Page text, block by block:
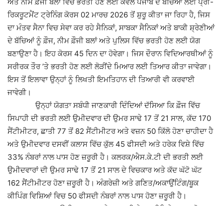
ਰਿਕਰੂਟਮੈਂਟ ਟ੍ਰੇਨਿੰਗ ਕੋਰਸ 02 ਮਾਰਚ 2026 ਤੋਂ ਸ਼ੁਰੂ ਕੀਤਾ ਜਾ ਰਿਹਾ ਹੈ, ਜਿਸ
ਦਾ ਮੰਤਵ ਸੈਨਾ ਵਿਚ ਸੇਵਾ ਕਰ ਰਹੇ ਸੈਨਿਕਾਂ, ਸਾਬਕਾ ਸੈਨਿਕਾਂ ਅਤੇ ਬਾਕੀ ਸ਼੍ਰੇਣੀਆਂ
ਦੇ ਬੱਚਿਆਂ ਨੂੰ ਫ਼ੌਜ, ਨੀਮ ਫ਼ੌਜੀ ਬਲਾਂ ਅਤੇ ਪੁਲਿਸ ਵਿੱਚ ਭਰਤੀ ਹੋਣ ਲਈ ਯੋਗ
ਬਣਾਉਣਾ ਹੈ। ਇਹ ਕੋਰਸ 45 ਦਿਨ ਦਾ ਹੋਵੇਗਾ। ਜਿਸ ਦੌਰਾਨ ਵਿਦਿਆਰਥੀਆਂ ਨੂੰ
ਸਰੀਰਕ ਤੌਰ ’ਤੇ ਭਰਤੀ ਹੋਣ ਲਈ ਲੋੜੀਂਦੇ ਮਿਆਰ ਲਈ ਤਿਆਰ ਕੀਤਾ ਜਾਵੇਗਾ।
ਇਸ ਤੋਂ ਇਲਾਵਾ ਉਨ੍ਹਾਂ ਨੂੰ ਲਿਖਤੀ ਇਮਤਿਹਾਨ ਦੀ ਤਿਆਰੀ ਵੀ ਕਰਵਾਈ
ਜਾਵੇਗੀ।
ਉਨ੍ਹਾਂ ਯੋਗਤਾ ਸਬੰਧੀ ਜਾਣਕਾਰੀ ਦਿੰਦਿਆਂ ਦੱਸਿਆ ਕਿ ਫ਼ੌਜ ਵਿੱਚ
ਸਿਪਾਹੀ ਦੀ ਭਰਤੀ ਲਈ ਉਮੀਦਵਾਰ ਦੀ ਉਮਰ ਸਾਢੇ 17 ਤੋਂ 21 ਸਾਲ, ਕੱਦ 170
ਸੈਂਟੀਮੀਟਰ, ਛਾਤੀ 77 ਤੋਂ 82 ਸੈਂਟੀਮੀਟਰ ਅਤੇ ਵਜ਼ਨ 50 ਕਿੱਲੋ ਹੋਣਾ ਚਾਹੀਦਾ ਹੈ
ਅਤੇ ਉਮੀਦਵਾਰ ਦਸਵੀਂ ਕਲਾਸ ਵਿੱਚ ਕੁੱਲ 45 ਫੀਸਦੀ ਅਤੇ ਹਰੇਕ ਵਿਸ਼ੇ ਵਿੱਚ
33% ਨੰਬਰਾਂ ਨਾਲ ਪਾਸ ਹੋਣ ਜ਼ਰੂਰੀ ਹੈ। ਕਲਰਕ/ਐਸ.ਕੇ.ਟੀ ਦੀ ਭਰਤੀ ਲਈ
ਉਮੀਦਵਾਰਾਂ ਦੀ ਉਮਰ ਸਾਢੇ 17 ਤੋਂ 21 ਸਾਲ ਦੇ ਵਿਚਕਾਰ ਅਤੇ ਕੱਦ ਘੱਟੋ ਘੱਟ
162 ਸੈਂਟੀਮੀਟਰ ਹੋਣਾ ਜ਼ਰੂਰੀ ਹੈ। ਅੰਗਰੇਜ਼ੀ ਅਤੇ ਗਣਿਤ/ਅਕਾਉਂਟਿੰਗ/ਬੂਕ
ਕੀਪਿੰਗ ਵਿਸ਼ਿਆਂ ਵਿਚ 50 ਫੀਸਦੀ ਨੰਬਰਾਂ ਨਾਲ ਪਾਸ ਹੋਣਾ ਜ਼ਰੂਰੀ ਹੈ।